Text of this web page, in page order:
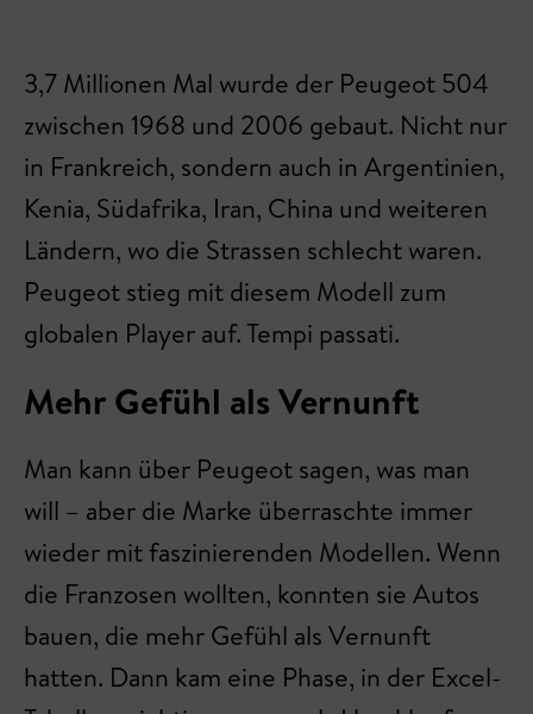
3,7 Millionen Mal wurde der Peugeot 504
zwischen 1968 und 2006 gebaut. Nicht nur
in Frankreich, sondern auch in Argentinien,
Kenia, Südafrika, Iran, China und weiteren
Ländern, wo die Strassen schlecht waren.
Peugeot stieg mit diesem Modell zum
globalen Player auf. Tempi passati.
Mehr Gefühl als Vernunft
Man kann über Peugeot sagen, was man
will – aber die Marke überraschte immer
wieder mit faszinierenden Modellen. Wenn
die Franzosen wollten, konnten sie Autos
bauen, die mehr Gefühl als Vernunft
hatten. Dann kam eine Phase, in der Excel-